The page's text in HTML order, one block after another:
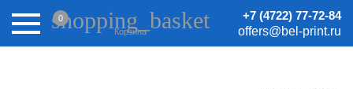
Внимание! Цены на сайте могут быть неактуальными.
Актуальные цены уточняйте у менеджеров.
+7 (4722) 77-72-84
offers@bel-print.ru
shopping_basket
Корзина
0